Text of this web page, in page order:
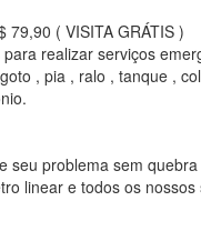
79,90 ( VISITA GRÁTIS )
realizar serviços
, pia , ralo , tanque ,
seu problema sem
linear e todos os